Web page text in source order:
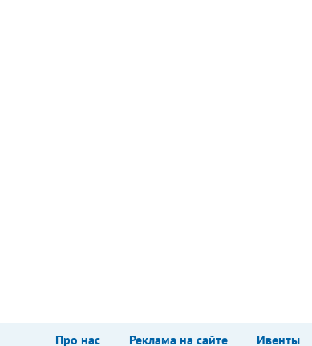
Про нас Реклама на сайте Ивенты